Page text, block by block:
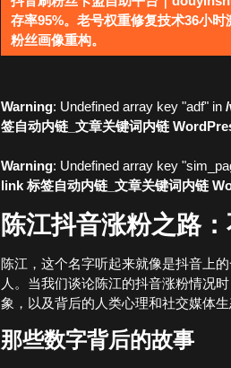
3
日
存率95%。老号权重修复技术36小
粉丝画像重构。
Warning: Undefined array key "adf" in
签自动内链_文章关键词内链
Warning: Undefined array key
link 标签自动内链_文章关键词内链
陈江抖音涨粉之路
陈江，这个名字听起来就像是抖音上
人。当我们谈论陈江的抖音涨粉情况
象，以及背后的人类心理和社交媒体生
那些数字背后的故事